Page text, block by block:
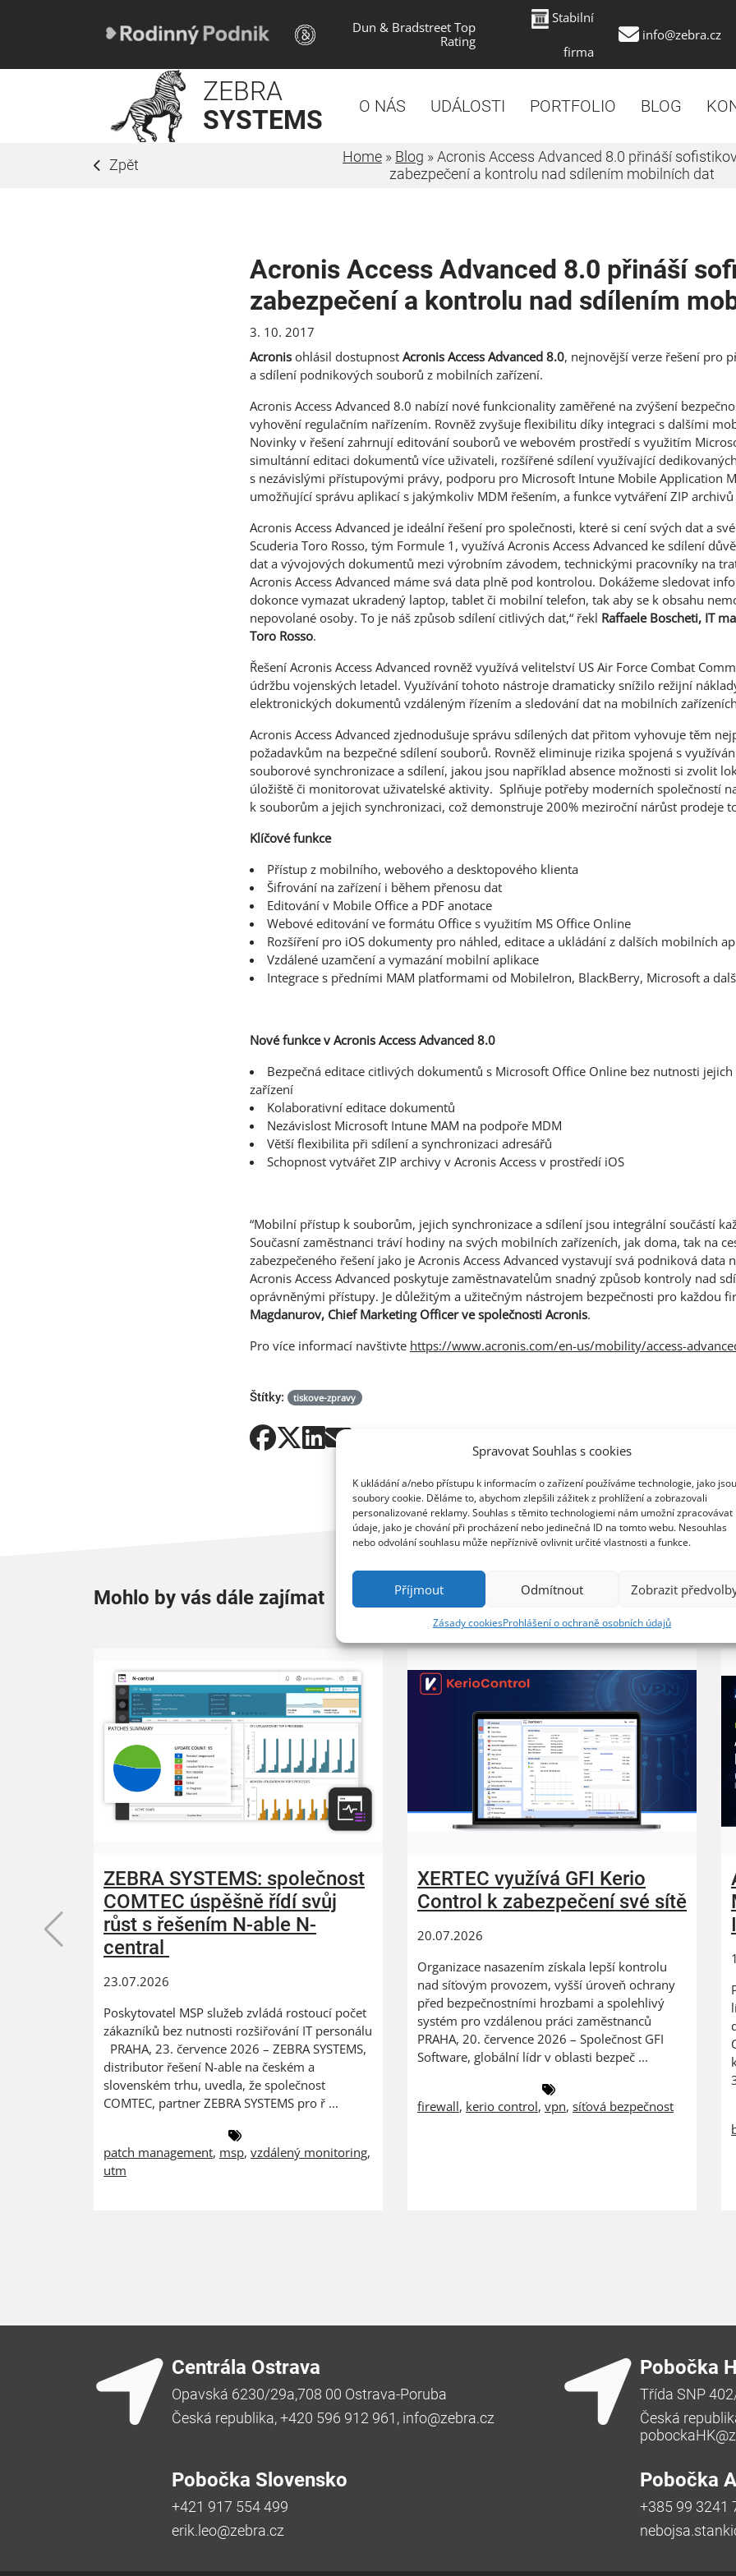
Spravovat Souhlas s cookies
K ukládání a/nebo přístupu k informacím o zařízení používáme technologie, jako jsou
soubory cookie. Děláme to, abychom zlepšili zážitek z prohlížení a zobrazovali
personalizované reklamy. Souhlas s těmito technologiemi nám umožní zpracovávat
údaje, jako je chování při procházení nebo jedinečná ID na tomto webu. Nesouhlas
nebo odvolání souhlasu může nepříznivě ovlivnit určité vlastnosti a funkce.
Příjmout Odmítnout Zobrazit
Zásady cookiesProhlášení o ochraně osobních údajů
Dun & Bradstreet Top
Rating
Stabilní
firma
info@zebra.cz
ZEBRA
SYSTEMS
O NÁS UDÁLOSTI PORTFOLIO BLOG
Zpět Home » Blog »Acronis Access Advanced 8.0 přináší
zabezpečení a kontrolu nad sdílením mobilních dat
Acronis Access Advanced 8.0 přináší
zabezpečení a kontrolu nad sdílením
3. 10. 2017
Acronis ohlásil dostupnost Acronis Access Advanced 8.0, nejnovější verze řešení pro
a sdílení podnikových souborů z mobilních zařízení.
Acronis Access Advanced 8.0 nabízí nové funkcionality zaměřené na zvýšení
vyhovění regulačním nařízením. Rovněž zvyšuje flexibilitu díky integraci s dalšími
Novinky v řešení zahrnují editování souborů ve webovém prostředí s využitím
simultánní editaci dokumentů více uživateli, rozšířené sdílení využívající
s nezávislými přístupovými právy, podporu pro Microsoft Intune Mobile Application
umožňující správu aplikací s jakýmkoliv MDM řešením, a funkce vytváření ZIP
Acronis Access Advanced je ideální řešení pro společnosti, které si cení svých dat a
Scuderia Toro Rosso, tým Formule 1, využívá Acronis Access Advanced ke sdílení
dat a vývojových dokumentů mezi výrobním závodem, technickými pracovníky na
Acronis Access Advanced máme svá data plně pod kontrolou. Dokážeme sledovat
dokonce vymazat ukradený laptop, tablet či mobilní telefon, tak aby se k obsahu
nepovolané osoby. To je náš způsob sdílení citlivých dat,“ řekl Raffaele Boscheti, IT
Toro Rosso.
Řešení Acronis Access Advanced rovněž využívá velitelství US Air Force Combat
údržbu vojenských letadel. Využívání tohoto nástroje dramaticky snížilo režijní
elektronických dokumentů vzdáleným řízením a sledování dat na mobilních
Acronis Access Advanced zjednodušuje správu sdílených dat přitom vyhovuje těm
požadavkům na bezpečné sdílení souborů. Rovněž eliminuje rizika spojená s
souborové synchronizace a sdílení, jakou jsou například absence možnosti si zvolit
úložiště či monitorovat uživatelské aktivity. Splňuje potřeby moderních společností
k souborům a jejich synchronizaci, což demonstruje 200% meziroční nárůst prodeje
Klíčové funkce
Přístup z mobilního, webového a desktopového klienta
Šifrování na zařízení i během přenosu dat
Editování v Mobile Office a PDF anotace
Webové editování ve formátu Office s využitím MS Office Online
Rozšíření pro iOS dokumenty pro náhled, editace a ukládání z dalších mobilních
Vzdálené uzamčení a vymazání mobilní aplikace
Integrace s předními MAM platformami od MobileIron, BlackBerry, Microsoft a
Nové funkce v Acronis Access Advanced 8.0
Bezpečná editace citlivých dokumentů s Microsoft Office Online bez nutnosti
zařízení
Kolaborativní editace dokumentů
Nezávislost Microsoft Intune MAM na podpoře MDM
Větší flexibilita při sdílení a synchronizaci adresářů
Schopnost vytvářet ZIP archivy v Acronis Access v prostředí iOS
“Mobilní přístup k souborům, jejich synchronizace a sdílení jsou integrální součástí
Současní zaměstnanci tráví hodiny na svých mobilních zařízeních, jak doma, tak na
zabezpečeného řešení jako je Acronis Access Advanced vystavují svá podniková data
Acronis Access Advanced poskytuje zaměstnavatelům snadný způsob kontroly nad
oprávněnými přístupy. Je důležitým a užitečným nástrojem bezpečnosti pro každou
Magdanurov, Chief Marketing Officer ve společnosti Acronis.
Pro více informací navštivte https://www.acronis.com/en-us/mobility/access-
Štítky: tiskove-zpravy
Mohlo by vás dále zajímat
ZEBRA SYSTEMS: společnost
COMTEC úspěšně řídí svůj
růst s řešením N-able N-
central
23.07.2026
Poskytovatel MSP služeb zvládá rostoucí počet
zákazníků bez nutnosti rozšiřování IT personálu
PRAHA, 23. července 2026 – ZEBRA SYSTEMS,
distributor řešení N-able na českém a
slovenském trhu, uvedla, že společnost
COMTEC, partner ZEBRA SYSTEMS pro ř ...
patch management, msp, vzdálený monitoring,
utm
XERTEC využívá GFI Kerio
Control k zabezpečení své sítě
20.07.2026
Organizace nasazením získala lepší kontrolu
nad síťovým provozem, vyšší úroveň ochrany
před bezpečnostními hrozbami a spolehlivý
systém pro vzdálenou práci zaměstnanců
PRAHA, 20. července 2026 – Společnost GFI
Software, globální lídr v oblasti bezpeč ...
firewall, kerio control, vpn, síťová bezpečnost
Centrála Ostrava
Opavská 6230/29a,708 00 Ostrava-Poruba
Česká republika, +420 596 912 961, info@zebra.cz
Pobočka
Třída SNP
Česká
Pobočka Slovensko
+421 917 554 499
erik.leo@zebra.cz
Pobočka
+385 99 3241